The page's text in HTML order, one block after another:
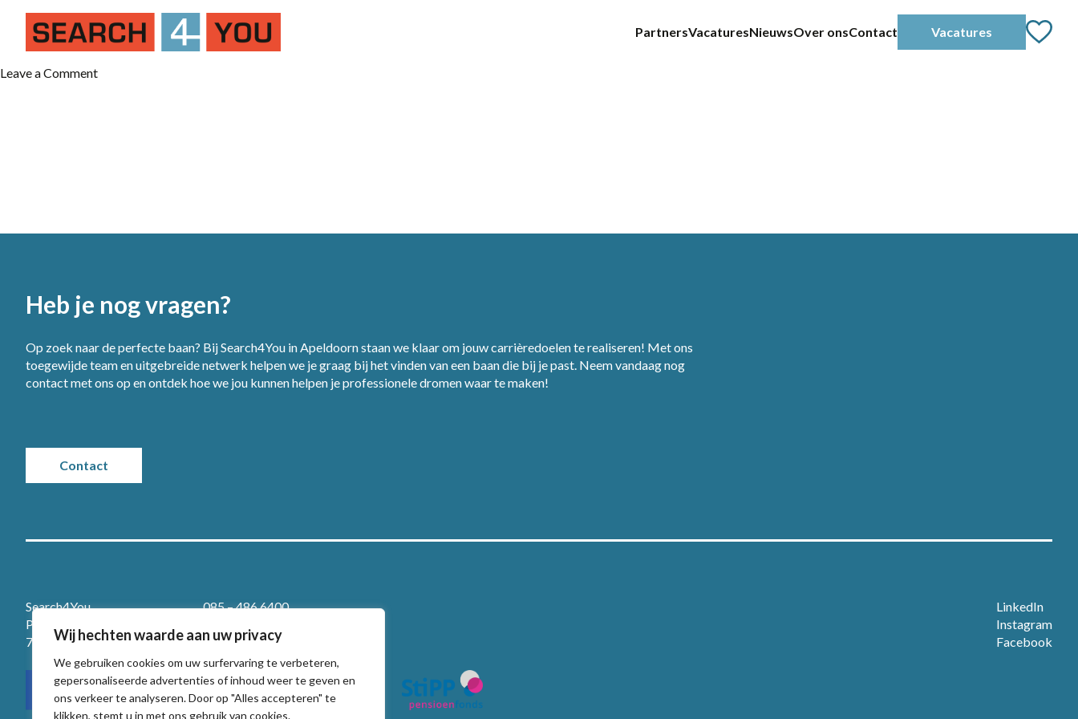
Wij hechten waarde aan uw privacy
We gebruiken cookies om uw surfervaring te verbeteren,
gepersonaliseerde advertenties of inhoud weer te geven en
ons verkeer te analyseren. Door op "Alles accepteren" te
klikken, stemt u in met ons gebruik van cookies.
PartnersVacaturesNieuwsOver onsContact Vacatures
Contact
Leave a Commenton
Heb je nog vragen?
Op zoek naar de perfecte baan? Bij Search4You in Apeldoorn staan we klaar om jouw carrièredoelen te realiseren! Met ons
toegewijde team en uitgebreide netwerk helpen we je graag bij het vinden van een baan die bij je past. Neem vandaag nog
contact met ons op en ontdek hoe we jou kunnen helpen je professionele dromen waar te maken!
Contact
Search4You
Prins Willem-Alexanderlaan 401
7311 SX Apeldoorn
085 – 486 6400
WhatsApp
LinkedIn
Instagram
Facebook